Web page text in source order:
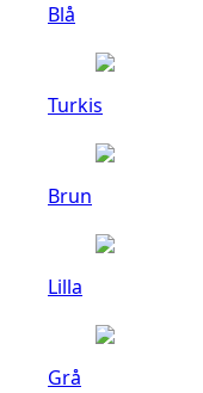
Blå
Turkis
Brun
Lilla
Grå